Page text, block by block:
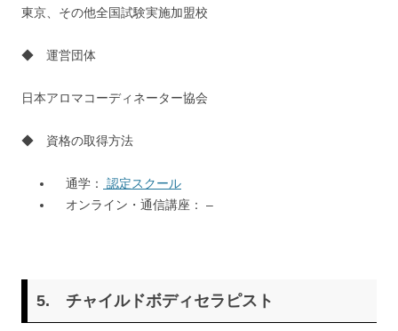
東京、その他全国試験実施加盟校
◆ 運営団体
日本アロマコーディネーター協会
◆ 資格の取得方法
通学：
認定スクール
オンライン・通信講座： –
5. チャイルドボディセラピスト